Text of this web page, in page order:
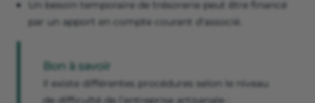
Un besoin temporaire de trésorerie peut être financé
par un apport en compte courant d'associé.
Bon à savoir
Il existe différentes procédures selon le niveau
de difficulté de l’entreprise artisanale :